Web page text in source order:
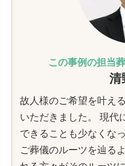
この事例の担当
清
故人様のご希望を叶え
いただきました。 現代
できることも少なくな
ご葬儀のルーツを辿る